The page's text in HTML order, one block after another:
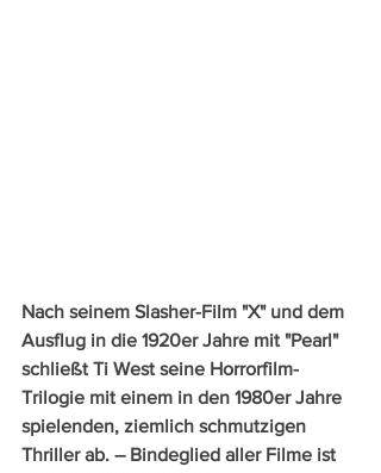
Nach seinem Slasher-Film "X" und dem
Ausflug in die 1920er Jahre mit "Pearl"
schließt Ti West seine Horrorfilm-
Trilogie mit einem in den 1980er Jahre
spielenden, ziemlich schmutzigen
Thriller ab. – Bindeglied aller Filme ist